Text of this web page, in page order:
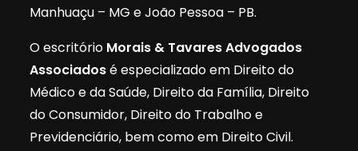
Manhuaçu – MG e João Pessoa – PB.
O escritório Morais & Tavares Advogados
Associadosé especializado em Direito do
Médico e da Saúde, Direito da Família, Direito
do Consumidor, Direito do Trabalho e
Previdenciário, bem como em Direito Civil.